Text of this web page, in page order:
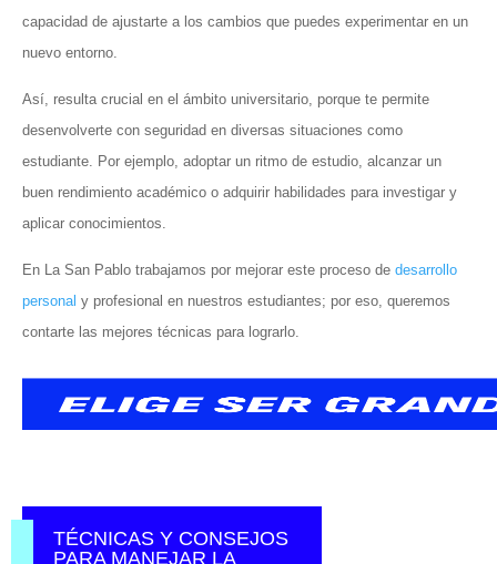
capacidad de ajustarte a los cambios que puedes experimentar en un
nuevo entorno.
Así, resulta crucial en el ámbito universitario, porque te permite
desenvolverte con seguridad en diversas situaciones como
estudiante. Por ejemplo, adoptar un ritmo de estudio, alcanzar un
buen rendimiento académico o adquirir habilidades para investigar y
aplicar conocimientos.
En La San Pablo trabajamos por mejorar este proceso de desarrollo
personal y profesional en nuestros estudiantes; por eso, queremos
contarte las mejores técnicas para lograrlo.
TÉCNICAS Y CONSEJOS
PARA MANEJAR LA